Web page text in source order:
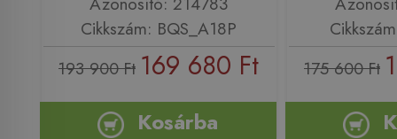
Cikkszám: BQS_A18P
193 900 Ft 169 680 Ft
Kosárba
175 600 Ft